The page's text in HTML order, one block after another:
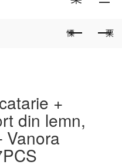
+
din lemn,
Vanora